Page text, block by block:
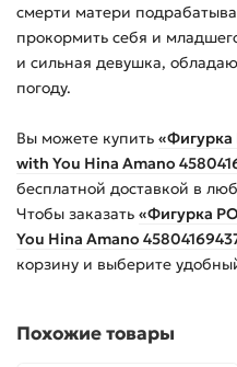
смерти матери
прокормить себя и
и сильная девушка,
погоду.
Вы можете купить «Фигурка
with You Hina Amano
бесплатной доставкой в
Чтобы заказать «Фигурка
You Hina Amano
корзину и выберите
Похожие товары